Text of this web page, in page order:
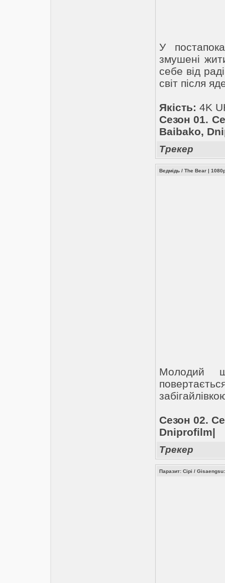
У
змушені
себе від
світ після
Якість: 4K
Сезон 01.
Baibako,
Трекер
Ведмідь / The Bear |
Молодий
Сезон 02.
Dniprofilm|
Трекер
Паразит: Сірі /